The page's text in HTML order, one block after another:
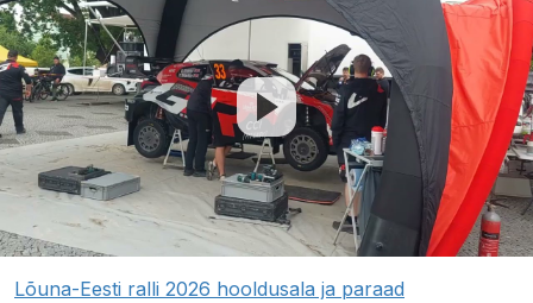
Lõuna-Eesti ralli 2026 hooldusala ja paraad